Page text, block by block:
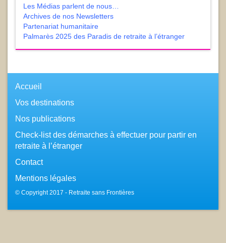
Les Médias parlent de nous…
Archives de nos Newsletters
Partenariat humanitaire
Palmarès 2025 des Paradis de retraite à l’étranger
Accueil
Vos destinations
Nos publications
Check-list des démarches à effectuer pour partir en
retraite à l’étranger
Contact
Mentions légales
© Copyright 2017 - Retraite sans Frontières